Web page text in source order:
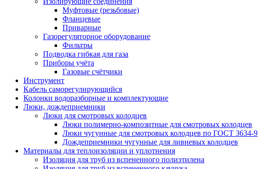
Муфтовые (резьбовые)
Фланцевые
Приварные
Газорегуляторное оборудование
Фильтры
Подводка гибкая для газа
Приборы учёта
Газовые счётчики
Инструмент
Кабель саморегулирующийся
Колонки водоразборные и комплектующие
Люки, дождеприемники
Люки для смотровых колодцев
Люки полимерно-композитные для смотровых колодцев
Люки чугунные для смотровых колодцев по ГОСТ 3634-9
Дождеприемники чугунные для ливневых колодцев
Материалы для теплоизоляции и уплотнения
Изоляция для труб из вспененного полиэтилена